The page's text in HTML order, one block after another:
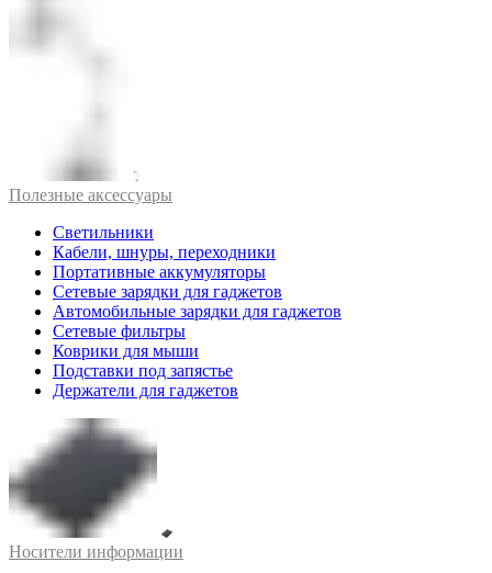
Полезные аксессуары
Светильники
Кабели, шнуры, переходники
Портативные аккумуляторы
Сетевые зарядки для гаджетов
Автомобильные зарядки для гаджетов
Сетевые фильтры
Коврики для мыши
Подставки под запястье
Держатели для гаджетов
Носители информации